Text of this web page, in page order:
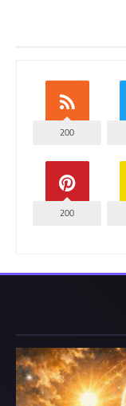
200
200